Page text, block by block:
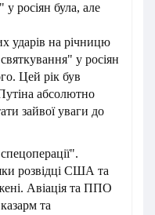
росіян була, але
ударів на річницю
у росіян
Цей рік був
абсолютно
зайвої уваги до
розвідці США та
Авіація та ППО
та